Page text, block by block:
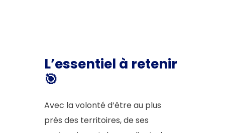
L’essentiel à retenir
🎯
Avec la volonté d’être au plus
près des territoires, de ses